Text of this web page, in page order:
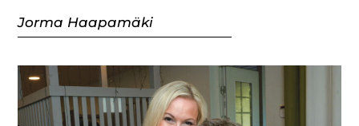
Jorma Haapamäki